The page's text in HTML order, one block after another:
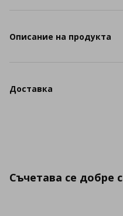
Описание на продукта
Доставка
Съчетава се добре с